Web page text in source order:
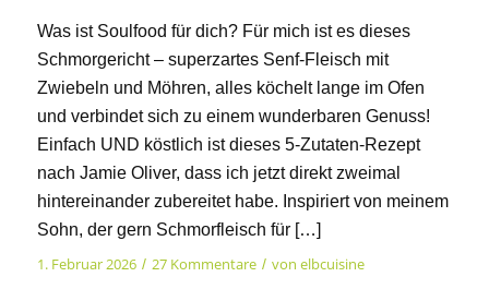
Was ist Soulfood für dich? Für mich ist es dieses
Schmorgericht – superzartes Senf-Fleisch mit
Zwiebeln und Möhren, alles köchelt lange im Ofen
und verbindet sich zu einem wunderbaren Genuss!
Einfach UND köstlich ist dieses 5-Zutaten-Rezept
nach Jamie Oliver, dass ich jetzt direkt zweimal
hintereinander zubereitet habe. Inspiriert von meinem
Sohn, der gern Schmorfleisch für […]
1. Februar 2026 / 27 Kommentare / von elbcuisine